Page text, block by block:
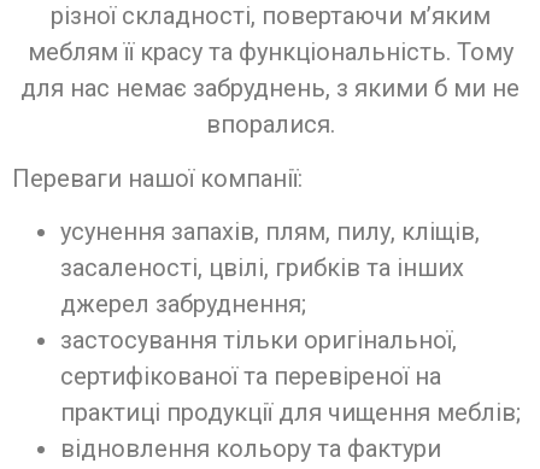
різної складності, повертаючи м’яким
меблям її красу та функціональність. Тому
для нас немає забруднень, з якими б ми не
впоралися.
Переваги нашої компанії:
усунення запахів, плям, пилу, кліщів,
засаленості, цвілі, грибків та інших
джерел забруднення;
застосування тільки оригінальної,
сертифікованої та перевіреної на
практиці продукції для чищення меблів;
відновлення кольору та фактури